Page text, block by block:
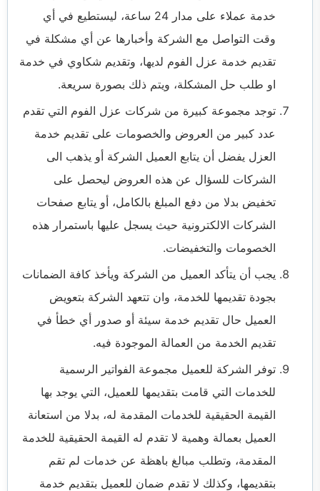
خدمة عملاء على مدار 24 ساعة، ليستطيع في أي
وقت التواصل مع الشركة وأخبارها عن أي مشكلة في
تقديم خدمة عزل الفوم لديها، وتقديم شكاوي في خدمة
او طلب حل المشكلة، ويتم ذلك بصورة سريعة.
توجد مجموعة كبيرة من شركات عزل الفوم التي تقدم
عدد كبير من العروض والخصومات على تقديم خدمة
العزل يفضل أن يتابع العميل الشركة أو يذهب الى
الشركات للسؤال عن هذه العروض ليحصل على
تخفيض بدلا من دفع المبلغ بالكامل، أو يتابع صفحات
الشركات الالكترونية حيث يسجل عليها باستمرار هذه
الخصومات والتخفيضات.
يجب أن يتأكد العميل من الشركة ويأخذ كافة الضمانات
بجودة تقديمها للخدمة، وان تتعهد الشركة بتعويض
العميل حال تقديم خدمة سيئة أو صدور أي خطأ في
تقديم الخدمة من العمالة الموجودة فيه.
توفر الشركة للعميل مجموعة الفواتير الرسمية
للخدمات التي قامت بتقديمها للعميل، التي يوجد بها
القيمة الحقيقية للخدمات المقدمة له، بدلا من استعانة
العميل بعمالة وهمية لا تقدم له القيمة الحقيقية للخدمة
المقدمة، وتطلب مبالغ باهظة عن خدمات لم تقم
بتقديمها، وكذلك لا تقدم ضمان للعميل بتقديم خدمة